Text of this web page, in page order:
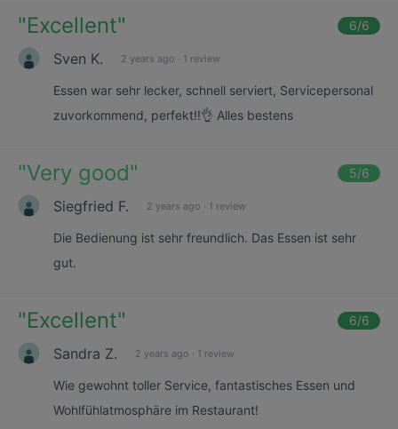
"Excellent" 6/6
Sven K. 2 years ago · 1 review
Essen war sehr lecker, schnell serviert, Servicepersonal
zuvorkommend, perfekt!!👌 Alles bestens
"Very good" 5/6
Siegfried F. 2 years ago · 1 review
Die Bedienung ist sehr freundlich. Das Essen ist sehr
gut.
"Excellent" 6/6
Sandra Z. 2 years ago · 1 review
Wie gewohnt toller Service, fantastisches Essen und
Wohlfühlatmosphäre im Restaurant!